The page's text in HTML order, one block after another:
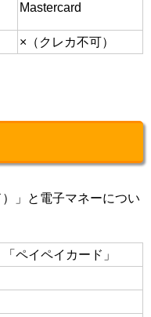
Mastercard
×（クレカ不可）
」と電子マネーについ
「ペイペイカード」